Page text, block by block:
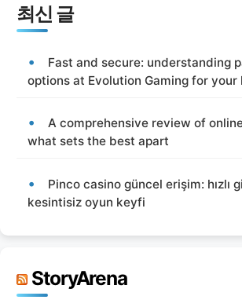
최신 글
Fast and secure: understanding
options at Evolution Gaming for your
A comprehensive review of
what sets the best apart
Pinco casino güncel erişim: hızlı
kesintisiz oyun keyfi
StoryArena